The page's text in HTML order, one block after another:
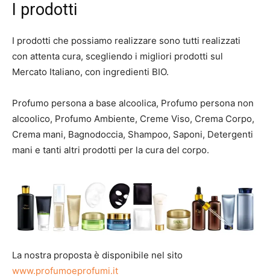
I prodotti
I prodotti che possiamo realizzare sono tutti realizzati
con attenta cura, scegliendo i migliori prodotti sul
Mercato Italiano, con ingredienti BIO.
Profumo persona a base alcoolica, Profumo persona non
alcoolico, Profumo Ambiente, Creme Viso, Crema Corpo,
Crema mani, Bagnodoccia, Shampoo, Saponi, Detergenti
mani e tanti altri prodotti per la cura del corpo.
La nostra proposta è disponibile nel sito
www.profumoeprofumi.it